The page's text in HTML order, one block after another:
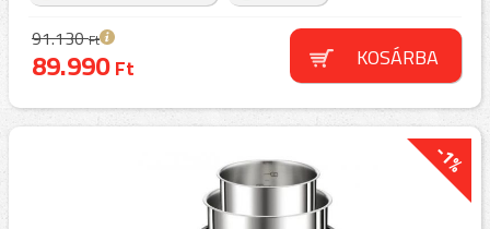
91.130Ft
89.990Ft KOSÁRBA
-1%